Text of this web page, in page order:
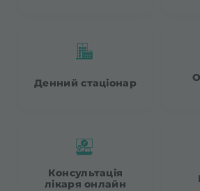
Денний стаціонар
Консультація
лікаря онлайн